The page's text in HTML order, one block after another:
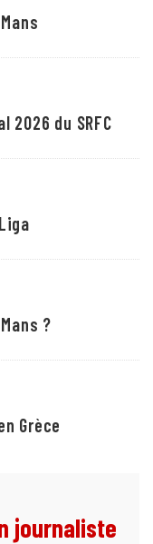
2026 du SRFC
?
Grèce
journaliste